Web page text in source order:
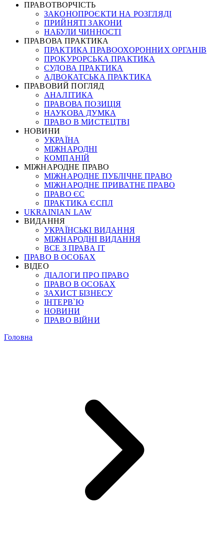
ПРАВОТВОРЧІСТЬ
ЗАКОНОПРОЄКТИ НА РОЗГЛЯДІ
ПРИЙНЯТІ ЗАКОНИ
НАБУЛИ ЧИННОСТІ
ПРАВОВА ПРАКТИКА
ПРАКТИКА ПРАВООХОРОННИХ ОРГАНІВ
ПРОКУРОРСЬКА ПРАКТИКА
СУДОВА ПРАКТИКА
АДВОКАТСЬКА ПРАКТИКА
ПРАВОВИЙ ПОГЛЯД
АНАЛІТИКА
ПРАВОВА ПОЗИЦІЯ
НАУКОВА ДУМКА
ПРАВО В МИСТЕЦТВІ
НОВИНИ
УКРАЇНА
МІЖНАРОДНІ
КОМПАНІЙ
МІЖНАРОДНЕ ПРАВО
МІЖНАРОДНЕ ПУБЛІЧНЕ ПРАВО
МІЖНАРОДНЕ ПРИВАТНЕ ПРАВО
ПРАВО ЄС
ПРАКТИКА ЄСПЛ
UKRAINIAN LAW
ВИДАННЯ
УКРАЇНСЬКІ ВИДАННЯ
МІЖНАРОДНІ ВИДАННЯ
ВСЕ З ПРАВА ІТ
ПРАВО В ОСОБАХ
ВІДЕО
ДІАЛОГИ ПРО ПРАВО
ПРАВО В ОСОБАХ
ЗАХИСТ БІЗНЕСУ
ІНТЕРВ`Ю
НОВИНИ
ПРАВО ВІЙНИ
Головна